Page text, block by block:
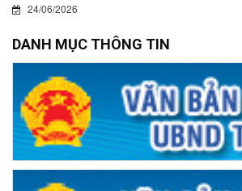
24/06/2026
DANH MỤC THÔNG TIN